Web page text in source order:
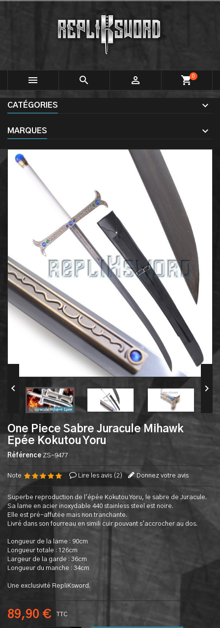
   shopping_cart0
CATÉGORIES
MARQUES
 
One Piece Sabre Juracule Mihawk
Epée Kokutou Yoru
Référence ZS-9477
Note Lire les avis (2 ) Donnez votre avis
Superbe reproduction de l'épée Kokutou Yoru, le sabre de Juracule.
Sa lame en acier inoxydable 440 stainless steel est noire.
Elle est pré-affutée mais non tranchante.
Livré dans son fourreau en simili cuir pouvant s'accrocher au dos.
Longueur de la lame : 90cm
Longueur totale : 126cm
Largeur de la garde : 36cm
Longueur du manche : 34cm
Une exclusivité RepliKsword.
89,90 € TTC